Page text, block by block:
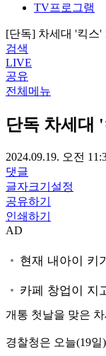
TV프로그램
[단독] 차세대 '킥스'
검색
LIVE
공유
전체메뉴
단독 차세대
2024.09.19. 오전
댓글
글자크기설정
공유하기
인쇄하기
AD
개통 첫날을 맞은
경찰청은 오늘(19